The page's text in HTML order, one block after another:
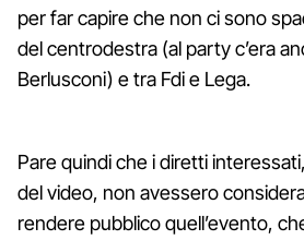
per far capire che non ci sono
del centrodestra (al party c’era
Berlusconi) e tra Fdi e Lega.
Pare quindi che i diretti
del video, non avessero
rendere pubblico quell’evento,